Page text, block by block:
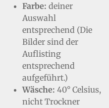
Farbe: deiner
Auswahl
entsprechend (Die
Bilder sind der
Auflisting
entsprechend
aufgeführt.)
Wäsche: 40° Celsius,
nicht Trockner